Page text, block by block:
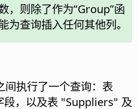
，则除了作为“Group”函
为查询插入任何其他列。
间执行了一个查询：表
，以及表 "Suppliers" 及